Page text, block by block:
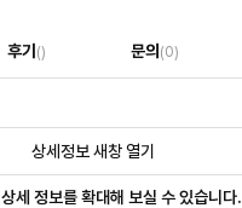
후기 () 문의 (0)
상세정보 새창 열기
상세 정보를 확대해 보실 수 있습니다.